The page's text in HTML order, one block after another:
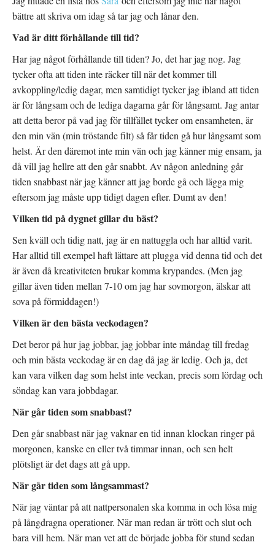
bättre att skriva om idag så tar jag och lånar den.
Vad är ditt förhållande till tid?
Har jag något förhållande till tiden? Jo, det har jag nog. Jag
tycker ofta att tiden inte räcker till när det kommer till
avkoppling/ledig dagar, men samtidigt tycker jag ibland att tiden
är för långsam och de lediga dagarna går för långsamt. Jag antar
att detta beror på vad jag för tillfället tycker om ensamheten, är
den min vän (min tröstande filt) så får tiden gå hur långsamt som
helst. Är den däremot inte min vän och jag känner mig ensam, ja
då vill jag hellre att den går snabbt. Av någon anledning går
tiden snabbast när jag känner att jag borde gå och lägga mig
eftersom jag måste upp tidigt dagen efter. Dumt av den!
Vilken tid på dygnet gillar du bäst?
Sen kväll och tidig natt, jag är en nattuggla och har alltid varit.
Har alltid till exempel haft lättare att plugga vid denna tid och det
är även då kreativiteten brukar komma krypandes. (Men jag
gillar även tiden mellan 7-10 om jag har sovmorgon, älskar att
sova på förmiddagen!)
Vilken är den bästa veckodagen?
Det beror på hur jag jobbar, jag jobbar inte måndag till fredag
och min bästa veckodag är en dag då jag är ledig. Och ja, det
kan vara vilken dag som helst inte veckan, precis som lördag och
söndag kan vara jobbdagar.
När går tiden som snabbast?
Den går snabbast när jag vaknar en tid innan klockan ringer på
morgonen, kanske en eller två timmar innan, och sen helt
plötsligt är det dags att gå upp.
När går tiden som långsammast?
När jag väntar på att nattpersonalen ska komma in och lösa mig
på långdragna operationer. När man redan är trött och slut och
bara vill hem. När man vet att de började jobba för stund sedan